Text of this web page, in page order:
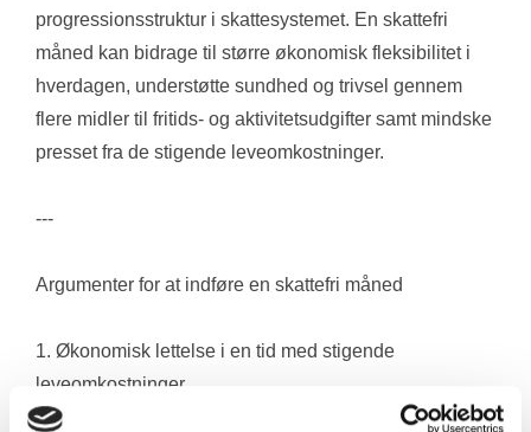
progressionsstruktur i skattesystemet. En skattefri
måned kan bidrage til større økonomisk fleksibilitet i
hverdagen, understøtte sundhed og trivsel gennem
flere midler til fritids- og aktivitetsudgifter samt mindske
presset fra de stigende leveomkostninger.
---
Argumenter for at indføre en skattefri måned
1. Økonomisk lettelse i en tid med stigende
leveomkostninger
De seneste års markante prisstigninger på madvarer,